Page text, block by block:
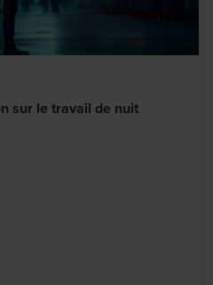
sur le travail de nuit